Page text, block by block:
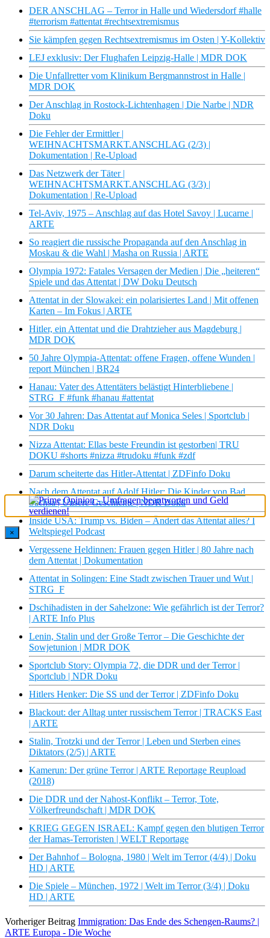
DER ANSCHLAG – Terror in Halle und Wiedersdorf #halle
#terrorism #attentat #rechtsextremismus
Sie kämpfen gegen Rechtsextremismus im Osten | Y-Kollektiv
LEJ exklusiv: Der Flughafen Leipzig-Halle | MDR DOK
Die Unfallretter vom Klinikum Bergmannstrost in Halle |
MDR DOK
Der Anschlag in Rostock-Lichtenhagen | Die Narbe | NDR
Doku
Die Fehler der Ermittler |
WEIHNACHTSMARKT.ANSCHLAG (2/3) |
Dokumentation | Re-Upload
Das Netzwerk der Täter |
WEIHNACHTSMARKT.ANSCHLAG (3/3) |
Dokumentation | Re-Upload
Tel-Aviv, 1975 – Anschlag auf das Hotel Savoy | Lucarne |
ARTE
So reagiert die russische Propaganda auf den Anschlag in
Moskau & die Wahl | Masha on Russia | ARTE
Olympia 1972: Fatales Versagen der Medien | Die „heiteren“
Spiele und das Attentat | DW Doku Deutsch
Attentat in der Slowakei: ein polarisiertes Land | Mit offenen
Karten – Im Fokus | ARTE
Hitler, ein Attentat und die Drahtzieher aus Magdeburg |
MDR DOK
50 Jahre Olympia-Attentat: offene Fragen, offene Wunden |
report München | BR24
Hanau: Vater des Attentäters belästigt Hinterbliebene |
STRG_F #funk #hanau #attentat
Vor 30 Jahren: Das Attentat auf Monica Seles | Sportclub |
NDR Doku
Nizza Attentat: Ellas beste Freundin ist gestorben| TRU
DOKU #shorts #nizza #trudoku #funk #zdf
Darum scheiterte das Hitler-Attentat | ZDFinfo Doku
Nach dem Attentat auf Adolf Hitler: Die Kinder von Bad
Sachsa | Unsere Geschichte | NDR Doku
Inside USA: Trump vs. Biden – Ändert das Attentat alles? I
Weltspiegel Podcast
Vergessene Heldinnen: Frauen gegen Hitler | 80 Jahre nach
dem Attentat | Dokumentation
Attentat in Solingen: Eine Stadt zwischen Trauer und Wut |
STRG_F
Dschihadisten in der Sahelzone: Wie gefährlich ist der Terror?
| ARTE Info Plus
Lenin, Stalin und der Große Terror – Die Geschichte der
Sowjetunion | MDR DOK
Sportclub Story: Olympia 72, die DDR und der Terror |
Sportclub | NDR Doku
Hitlers Henker: Die SS und der Terror | ZDFinfo Doku
Blackout: der Alltag unter russischem Terror | TRACKS East
| ARTE
Stalin, Trotzki und der Terror | Leben und Sterben eines
Diktators (2/5) | ARTE
Kamerun: Der grüne Terror | ARTE Reportage Reupload
(2018)
Die DDR und der Nahost-Konflikt – Terror, Tote,
Völkerfreundschaft | MDR DOK
KRIEG GEGEN ISRAEL: Kampf gegen den blutigen Terror
der Hamas-Terroristen | WELT Reportage
Der Bahnhof – Bologna, 1980 | Welt im Terror (4/4) | Doku
HD | ARTE
Die Spiele – München, 1972 | Welt im Terror (3/4) | Doku
HD | ARTE
Vorheriger Beitrag Immigration: Das Ende des Schengen-Raums? |
ARTE Europa - Die Woche
×